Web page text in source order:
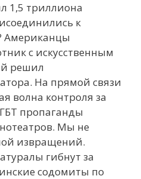
1,5 триллиона
к
Американцы
с искусственным
решил
На прямой связи
волна контроля за
пропаганды
Мы не
извращений.
гибнут за
содомиты по